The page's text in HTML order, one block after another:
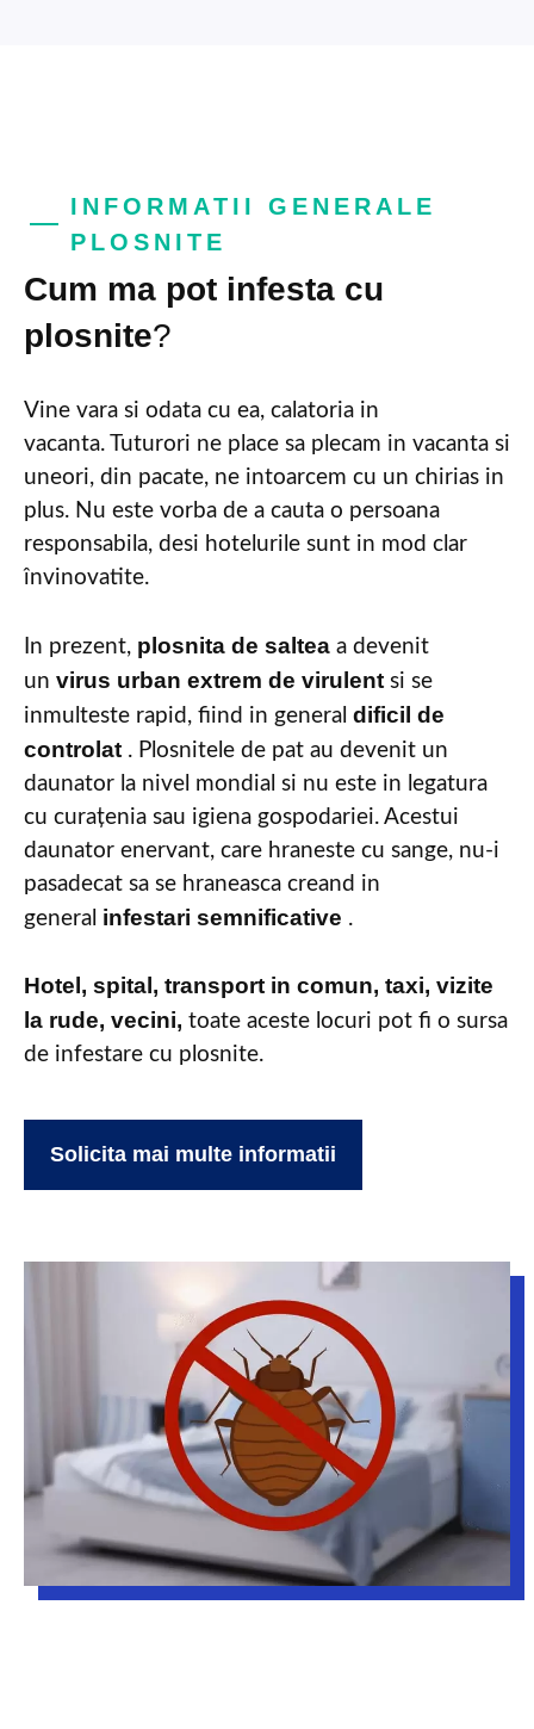
INFORMATII GENERALE
PLOSNITE
Cum ma pot infesta cu
plosnite?
Vine vara si odata cu ea, calatoria in
vacanta. Tuturori ne place sa plecam in vacanta si
uneori, din pacate, ne intoarcem cu un chirias in
plus. Nu este vorba de a cauta o persoana
responsabila, desi hotelurile sunt in mod clar
învinovatite.
In prezent, plosnita de saltea a devenit
un virus urban extrem de virulent si se
inmulteste rapid, fiind in general dificil de
controlat . Plosnitele de pat au devenit un
daunator la nivel mondial si nu este in legatura
cu curațenia sau igiena gospodariei. Acestui
daunator enervant, care hraneste cu sange, nu-i
pasadecat sa se hraneasca creand in
general infestari semnificative .
Hotel, spital, transport in comun, taxi, vizite
la rude, vecini, toate aceste locuri pot fi o sursa
de infestare cu plosnite.
Solicita mai multe informatii